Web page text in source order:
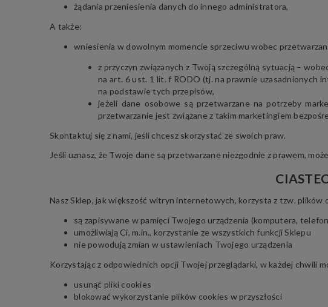
żądania przeniesienia danych do innego administratora,
A także:
wniesienia w dowolnym momencie sprzeciwu wobec
z przyczyn związanych z Twoją szczególną sytuacją –
na art. 6 ust. 1 lit. f RODO (tj. na prawnie uzasadnionych
na podstawie tych przepisów,
jeżeli dane osobowe są przetwarzane na potrzeby
przetwarzanie jest związane z takim marketingiem
Skontaktuj się z nami, jeśli chcesz skorzystać ze swoich praw.
Jeśli uznasz, że Twoje dane są przetwarzane niezgodnie z prawem,
Nasz Sklep, jak większość witryn internetowych, korzysta z tzw. plików
są zapisywane w pamięci Twojego urządzenia (komputera,
umożliwiają Ci, m.in., korzystanie ze wszystkich funkcji Sklepu
nie powodują zmian w ustawieniach Twojego urządzenia
Korzystając z odpowiednich opcji Twojej przeglądarki, w każdej chwili
usunąć pliki cookies
blokować wykorzystanie plików cookies w przyszłości